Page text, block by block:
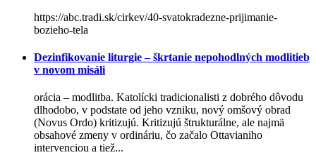
https://abc.tradi.sk/cirkev/40-svatokradezne-prijimanie-
bozieho-tela
Dezinfikovanie liturgie – škrtanie nepohodlných modlitieb
v novom misáli
orácia – modlitba. Katolícki tradicionalisti z dobrého dôvodu
dlhodobo, v podstate od jeho vzniku, nový omšový obrad
(Novus Ordo) kritizujú. Kritizujú štrukturálne, ale najmä
obsahové zmeny v ordináriu, čo začalo Ottavianiho
intervenciou a tiež...